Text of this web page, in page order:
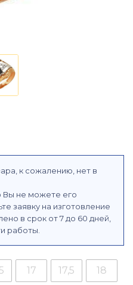
к сожалению, нет в
Вы не можете его
заявку на изготовление
в срок от 7 до 60 дней,
работы.
17 17,5 18